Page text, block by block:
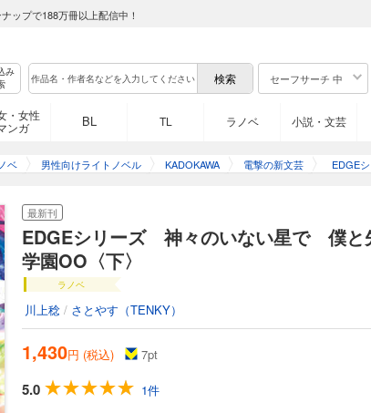
ップで188万冊以上配信中！
み
セーフサーチ 中
・女性
ンガ
BL TL ラノベ 小説・文芸
ベ 男性向けライトノベル KADOKAWA 電撃の新文芸
EDGEシ
最新刊
EDGEシリーズ 神々のいない星で 僕と
学園OO〈下〉
ラノベ
川上稔 / さとやす（TENKY）
1,430円 (税込) 7pt
5.0
1件